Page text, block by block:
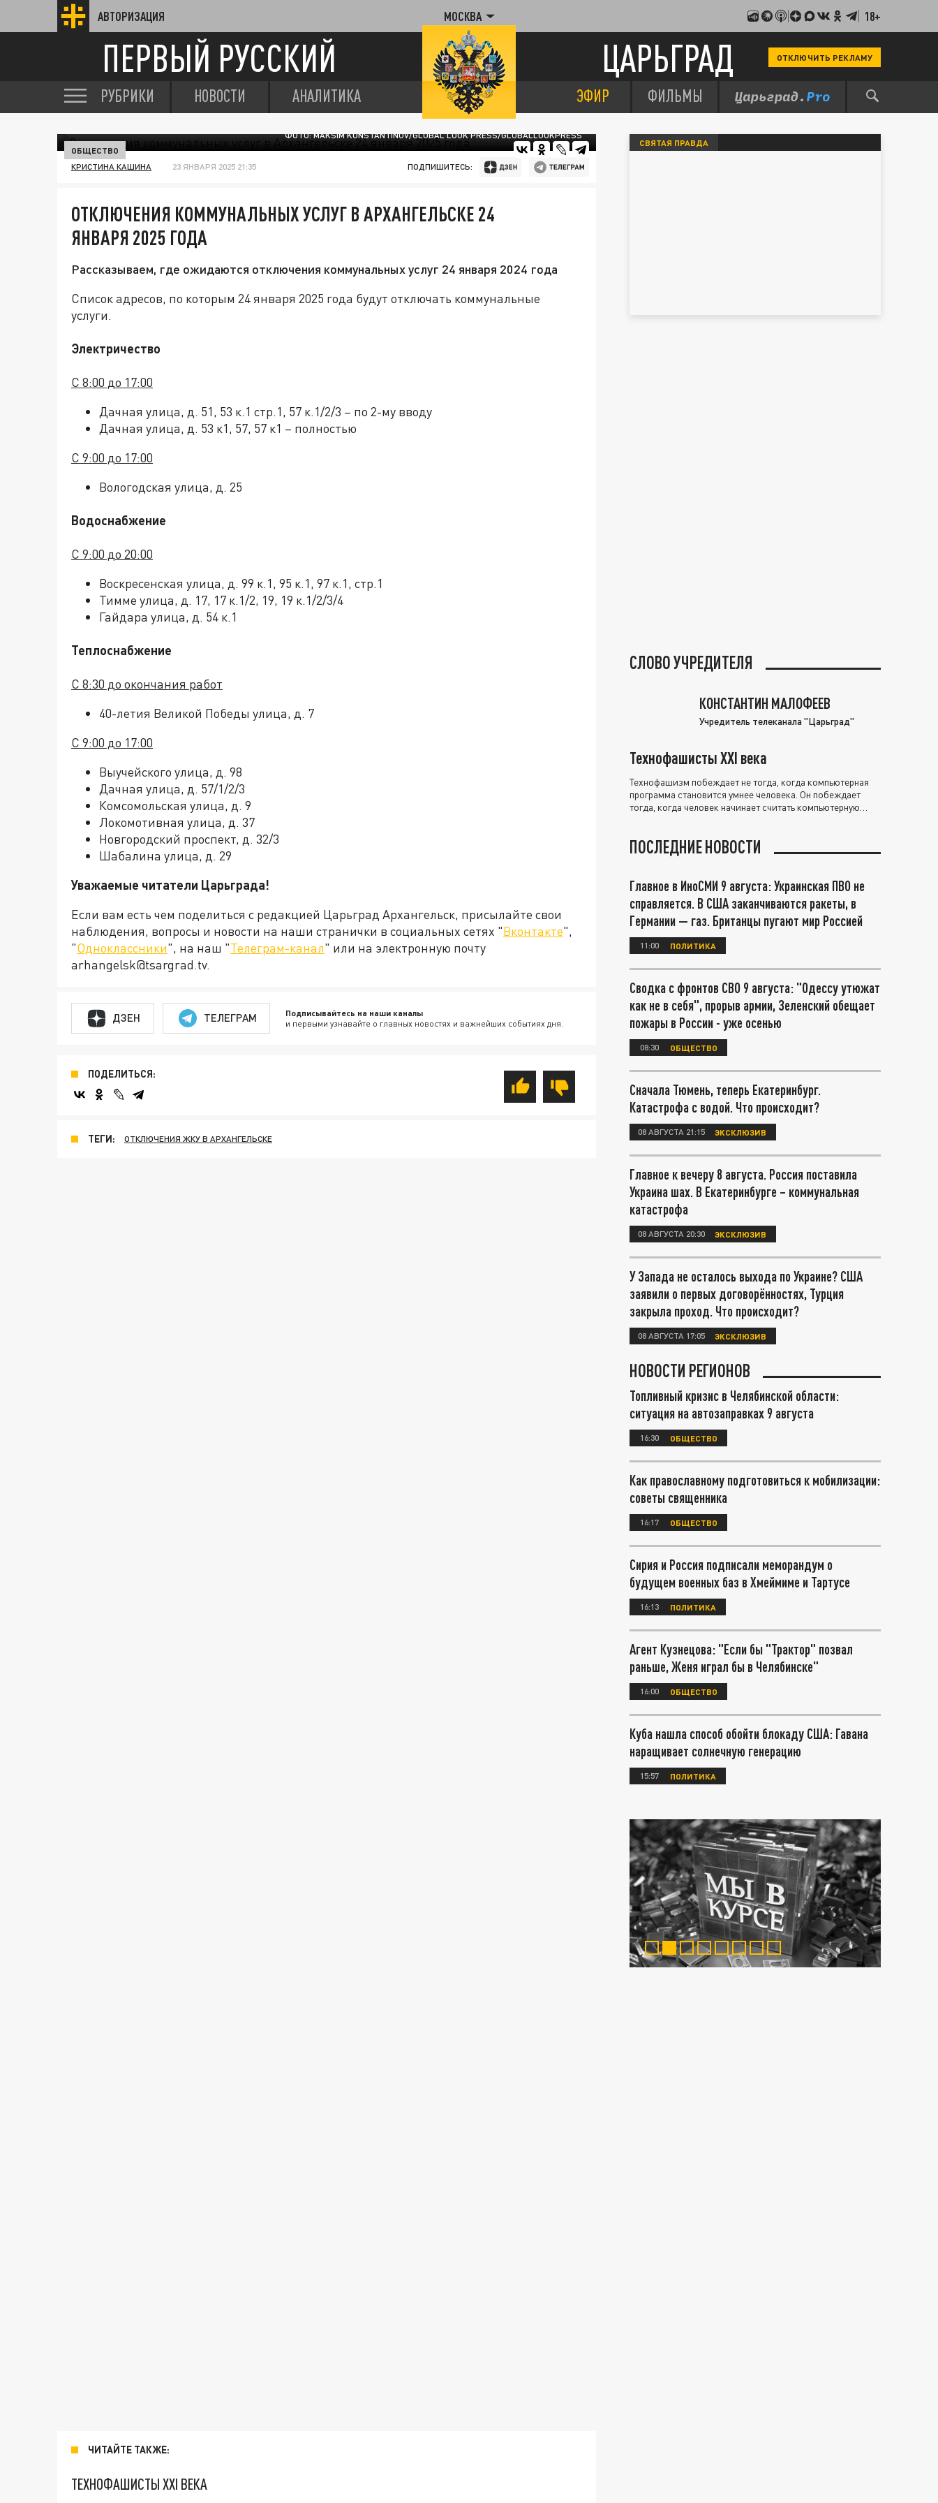
АВТОРИЗАЦИЯ МОСКВА 18+
ПЕРВЫЙ РУССКИЙ ЦАРЬГРАД ОТКЛЮЧИТЬ РЕКЛАМУ
РУБРИКИ НОВОСТИ АНАЛИТИКА ЭФИР ФИЛЬМЫ
ФОТО: MAKSIM KONSTANTINOV/GLOBAL LOOK PRESS/GLOBALLOOKPRESS
ОБЩЕСТВО
КРИСТИНА КАШИНА 23 ЯНВАРЯ 2025 21:35 ПОДПИШИТЕСЬ:
ОТКЛЮЧЕНИЯ КОММУНАЛЬНЫХ УСЛУГ В АРХАНГЕЛЬСКЕ 24
ЯНВАРЯ 2025 ГОДА
Рассказываем, где ожидаются отключения коммунальных услуг 24 января 2024 года
Список адресов, по которым 24 января 2025 года будут отключать коммунальные
услуги.
Электричество
С 8:00 до 17:00
Дачная улица, д. 51, 53 к.1 стр.1, 57 к.1/2/3 – по 2-му вводу
Дачная улица, д. 53 к1, 57, 57 к1 – полностью
С 9:00 до 17:00
Вологодская улица, д. 25
Водоснабжение
С 9:00 до 20:00
Воскресенская улица, д. 99 к.1, 95 к.1, 97 к.1, стр.1
Тимме улица, д. 17, 17 к.1/2, 19, 19 к.1/2/3/4
Гайдара улица, д. 54 к.1
Теплоснабжение
С 8:30 до окончания работ
40-летия Великой Победы улица, д. 7
С 9:00 до 17:00
Выучейского улица, д. 98
Дачная улица, д. 57/1/2/3
Комсомольская улица, д. 9
Локомотивная улица, д. 37
Новгородский проспект, д. 32/3
Шабалина улица, д. 29
Уважаемые читатели Царьграда!
Если вам есть чем поделиться с редакцией Царьград Архангельск, присылайте свои
наблюдения, вопросы и новости на наши странички в социальных сетях "Вконтакте",
"Одноклассники", на наш "Телеграм-канал" или на электронную почту
arhangelsk@tsargrad.tv.
ДЗЕН ТЕЛЕГРАМ Подписывайтесь на наши каналы
и первыми узнавайте о главных новостях и важнейших событиях дня.
ПОДЕЛИТЬСЯ:
ТЕГИ: ОТКЛЮЧЕНИЯ ЖКУ В АРХАНГЕЛЬСКЕ
ЧИТАЙТЕ ТАКЖЕ:
ТЕХНОФАШИСТЫ XXI ВЕКА
СВЯТАЯ ПРАВДА
СЛОВО УЧРЕДИТЕЛЯ
КОНСТАНТИН МАЛОФЕЕВ
Учредитель телеканала "Царьград"
Технофашисты XXI века
Технофашизм побеждает не тогда, когда компьютерная
программа становится умнее человека. Он побеждает
тогда, когда человек начинает считать компьютерную
ПОСЛЕДНИЕ НОВОСТИ
Главное в ИноСМИ 9 августа: Украинская ПВО не
справляется. В США заканчиваются ракеты, в
Германии — газ. Британцы пугают мир Россией
11:00 ПОЛИТИКА
Сводка с фронтов СВО 9 августа: "Одессу утюжат
как не в себя", прорыв армии, Зеленский обещает
пожары в России - уже осенью
08:30 ОБЩЕСТВО
Сначала Тюмень, теперь Екатеринбург.
Катастрофа с водой. Что происходит?
08 АВГУСТА 21:15 ЭКСКЛЮЗИВ
Главное к вечеру 8 августа. Россия поставила
Украина шах. В Екатеринбурге – коммунальная
катастрофа
08 АВГУСТА 20:30 ЭКСКЛЮЗИВ
У Запада не осталось выхода по Украине? США
заявили о первых договорённостях, Турция
закрыла проход. Что происходит?
08 АВГУСТА 17:05 ЭКСКЛЮЗИВ
НОВОСТИ РЕГИОНОВ
Топливный кризис в Челябинской области:
ситуация на автозаправках 9 августа
16:30 ОБЩЕСТВО
Как православному подготовиться к мобилизации:
советы священника
16:17 ОБЩЕСТВО
Сирия и Россия подписали меморандум о
будущем военных баз в Хмеймиме и Тартусе
16:13 ПОЛИТИКА
Агент Кузнецова: "Если бы "Трактор" позвал
раньше, Женя играл бы в Челябинске"
16:00 ОБЩЕСТВО
Куба нашла способ обойти блокаду США: Гавана
наращивает солнечную генерацию
15:57 ПОЛИТИКА